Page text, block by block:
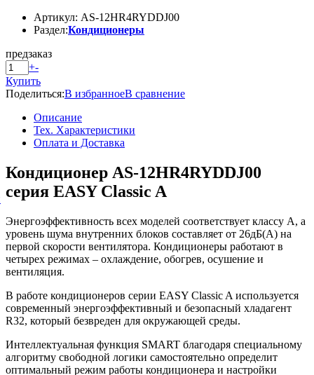
Артикул: AS-12HR4RYDDJ00
Раздел:Кондиционеры
предзаказ
+-
Купить
Поделиться:В избранноеВ сравнение
Описание
Тех. Характеристики
Оплата и Доставка
Кондиционер AS-12HR4RYDDJ00
серия EASY Classic A
Энергоэффективность всех моделей соответствует классу А, а
уровень шума внутренних блоков составляет от 26дБ(А) на
первой скорости вентилятора. Кондиционеры работают в
четырех режимах – охлаждение, обогрев, осушение и
вентиляция.
В работе кондиционеров серии EASY Classic A используется
современный энергоэффективный и безопасный хладагент
R32, который безвреден для окружающей среды.
Интеллектуальная функция SMART благодаря специальному
алгоритму свободной логики самостоятельно определит
оптимальный режим работы кондиционера и настройки